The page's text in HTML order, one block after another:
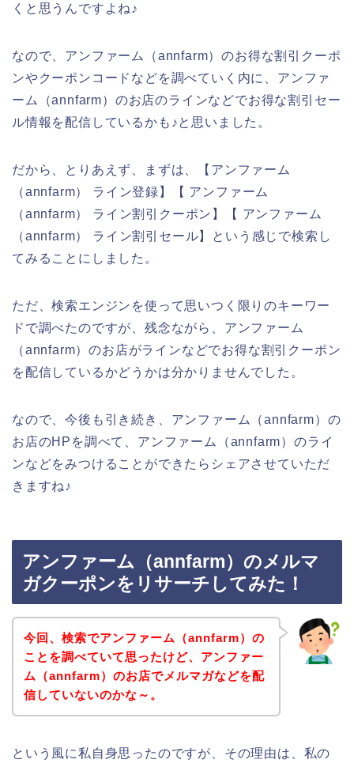
くと思うんですよね♪
なので、アンファーム（annfarm）のお得な割引クーポ
ンやクーポンコードなどを調べていく内に、アンファ
ーム（annfarm）のお店のラインなどでお得な割引セー
ル情報を配信しているかも♪と思いました。
だから、とりあえず、まずは、【アンファーム
（annfarm） ライン登録】【 アンファーム
（annfarm） ライン割引クーポン】【 アンファーム
（annfarm） ライン割引セール】という感じで検索し
てみることにしました。
ただ、検索エンジンを使って思いつく限りのキーワー
ドで調べたのですが、残念ながら、アンファーム
（annfarm）のお店がラインなどでお得な割引クーポン
を配信しているかどうかは分かりませんでした。
なので、今後も引き続き、アンファーム（annfarm）の
お店のHPを調べて、アンファーム（annfarm）のライ
ンなどをみつけることができたらシェアさせていただ
きますね♪
アンファーム（annfarm）のメルマ
ガクーポンをリサーチしてみた！
今回、検索でアンファーム（annfarm）の
ことを調べていて思ったけど、アンファー
ム（annfarm）のお店でメルマガなどを配
信していないのかな～。
という風に私自身思ったのですが、その理由は、私の